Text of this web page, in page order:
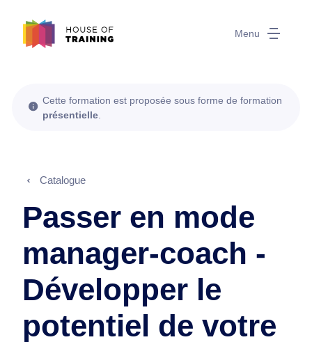
Menu
Cette formation est proposée sous forme de formation
présentielle
Catalogue
Passer en mode
manager-coach -
Développer le
potentiel de votre